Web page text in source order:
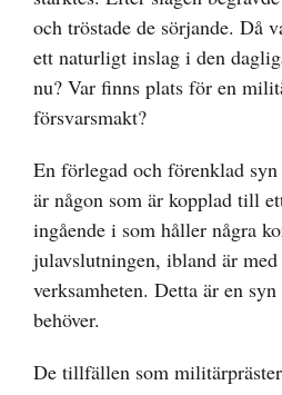
och tröstade de sörjande. Då
ett naturligt inslag i den
nu? Var finns plats för en
försvarsmakt?
En förlegad och förenklad
är någon som är kopplad till
ingående i som håller några
julavslutningen, ibland är
verksamheten. Detta är en
behöver.
De tillfällen som